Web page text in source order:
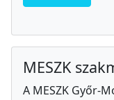
MESZK
A MESZK Győr-